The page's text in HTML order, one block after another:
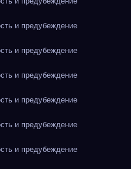
и предубеждение
и предубеждение
и предубеждение
и предубеждение
и предубеждение
и предубеждение